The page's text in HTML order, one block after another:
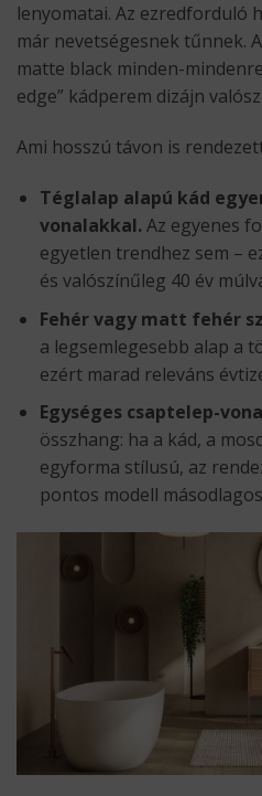
lenyomatai. Az ezredforduló
már nevetségesnek tűnnek.
matte black minden-
edge” kádperem dizájn
Ami hosszú távon is
Téglalap alapú kád
vonalakkal. Az egyenes
egyetlen trendhez sem –
és valószínűleg 40 év
Fehér vagy matt fehér
a legsemlegesebb alap a
ezért marad releváns
Egységes csaptelep-
összhang: ha a kád, a
egyforma stílusú, az
pontos modell